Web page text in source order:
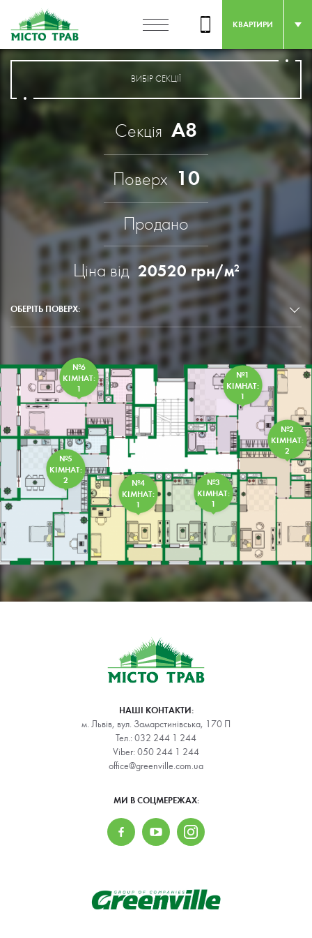
КВАРТИРИ
ВИБІР СЕКЦІЇ
Секція А8
Поверх 10
Продано
Ціна від 20520грн/м2
ОБЕРІТЬ ПОВЕРХ:
№1
КІМНАТ:
1
№2
КІМНАТ:
2
№3
КІМНАТ:
1
№4
КІМНАТ:
1
№5
КІМНАТ:
2
№6
КІМНАТ:
1
НАШІ КОНТАКТИ:
м. Львів, вул. Замарстинівська, 170 П
Тел.: 032 244 1 244
Viber: 050 244 1 244
office@greenville.com.ua
МИ В СОЦМЕРЕЖАХ: